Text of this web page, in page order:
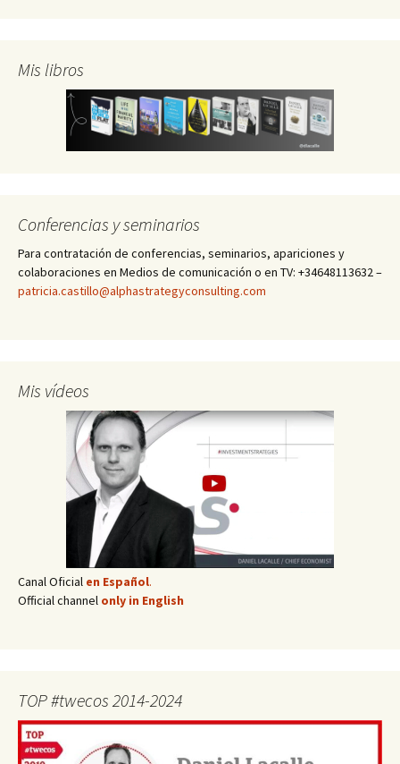
Mis libros
Conferencias y seminarios
Para contratación de conferencias, seminarios, apariciones y
colaboraciones en Medios de comunicación o en TV: +34648113632 –
patricia.castillo@alphastrategyconsulting.com
Mis vídeos
Canal Oficial en Español.
Official channel only in English
TOP #twecos 2014-2024